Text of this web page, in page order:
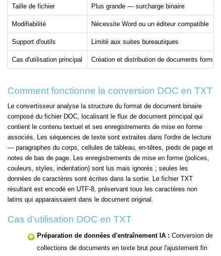
Taille de fichier Plus grande — surcharge binaire
Modifiabilité Nécessite Word ou un éditeur compatible
Support d'outils Limité aux suites bureautiques
Cas d'utilisation principal Création et distribution de documents
Comment fonctionne la conversion DOC en TXT
Le convertisseur analyse la structure du format de document binaire
composé du fichier DOC, localisant le flux de document principal qui
contient le contenu textuel et ses enregistrements de mise en forme
associés. Les séquences de texte sont extraites dans l'ordre de lecture
— paragraphes du corps, cellules de tableau, en-têtes, pieds de page et
notes de bas de page. Les enregistrements de mise en forme (polices,
couleurs, styles, indentation) sont lus mais ignorés ; seules les
données de caractères sont écrites dans la sortie. Le fichier TXT
résultant est encodé en UTF-8, préservant tous les caractères non
latins qui apparaissaient dans le document original.
Cas d'utilisation DOC en TXT
Préparation de données d'entraînement IA : Conversion de
collections de documents en texte brut pour l'ajustement fin